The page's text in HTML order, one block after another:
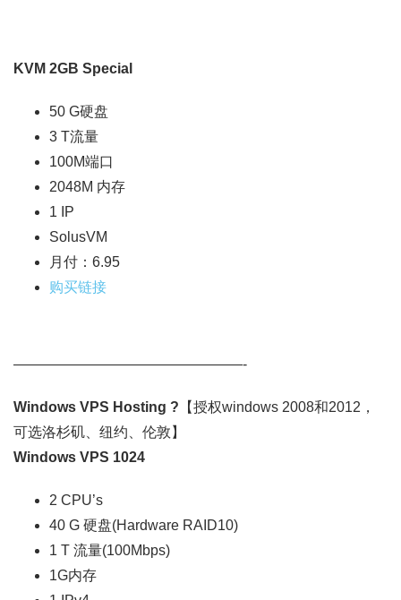
KVM 2GB Special
50 G硬盘
3 T流量
100M端口
2048M 内存
1 IP
SolusVM
月付：6.95
购买链接
————————————————-
Windows VPS Hosting ? 【授权windows 2008和2012，
可选洛杉矶、纽约、伦敦】
Windows VPS 1024
2 CPU’s
40 G 硬盘(Hardware RAID10)
1 T 流量(100Mbps)
1G内存